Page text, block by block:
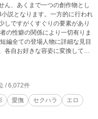
ん、あくまで一つの創作物とし
説となります。一方的に行われ
しですがくすぐりの要素があり
の性癖の関係により一切有りま
編全ての登場人物に詳細な見目
各自お好きな容姿に変換してお
/ 6,072件
愛撫 セクハラ
エロ